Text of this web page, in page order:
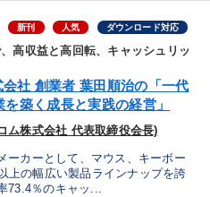
新刊 人気 ダウンロード対応
高収益と高回転、キャッシュリッ
社 創業者 葉田順治の「一代
築く成長と実践の経営」
ム株式会社 代表取締役会長)
カーとして、マウス、キーボー
上の幅広い製品ラインナップを誇
73.4％のキャッ...